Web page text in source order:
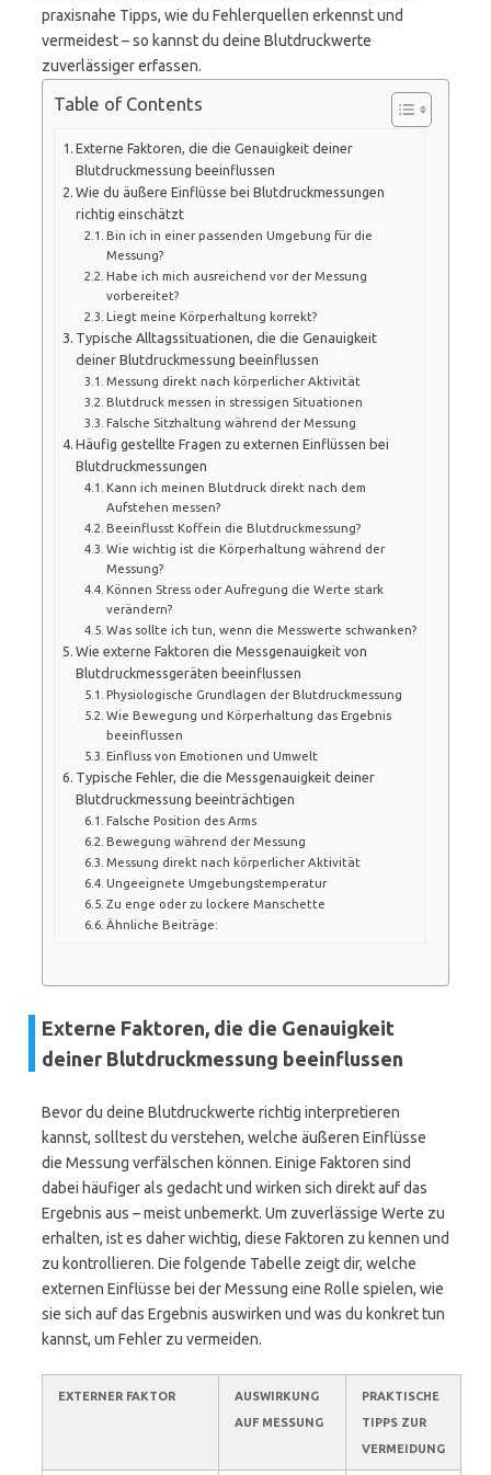
praxisnahe Tipps, wie du Fehlerquellen erkennst und
vermeidest – so kannst du deine Blutdruckwerte
zuverlässiger erfassen.
Table of Contents
Externe Faktoren, die die Genauigkeit deiner
Blutdruckmessung beeinflussen
Wie du äußere Einflüsse bei Blutdruckmessungen
richtig einschätzt
Bin ich in einer passenden Umgebung für die
Messung?
Habe ich mich ausreichend vor der Messung
vorbereitet?
Liegt meine Körperhaltung korrekt?
Typische Alltagssituationen, die die Genauigkeit
deiner Blutdruckmessung beeinflussen
Messung direkt nach körperlicher Aktivität
Blutdruck messen in stressigen Situationen
Falsche Sitzhaltung während der Messung
Häufig gestellte Fragen zu externen Einflüssen bei
Blutdruckmessungen
Kann ich meinen Blutdruck direkt nach dem
Aufstehen messen?
Beeinflusst Koffein die Blutdruckmessung?
Wie wichtig ist die Körperhaltung während der
Messung?
Können Stress oder Aufregung die Werte stark
verändern?
Was sollte ich tun, wenn die Messwerte schwanken?
Wie externe Faktoren die Messgenauigkeit von
Blutdruckmessgeräten beeinflussen
Physiologische Grundlagen der Blutdruckmessung
Wie Bewegung und Körperhaltung das Ergebnis
beeinflussen
Einfluss von Emotionen und Umwelt
Typische Fehler, die die Messgenauigkeit deiner
Blutdruckmessung beeinträchtigen
Falsche Position des Arms
Bewegung während der Messung
Messung direkt nach körperlicher Aktivität
Ungeeignete Umgebungstemperatur
Zu enge oder zu lockere Manschette
Ähnliche Beiträge:
Externe Faktoren, die die Genauigkeit
deiner Blutdruckmessung beeinflussen
Bevor du deine Blutdruckwerte richtig interpretieren
kannst, solltest du verstehen, welche äußeren Einflüsse
die Messung verfälschen können. Einige Faktoren sind
dabei häufiger als gedacht und wirken sich direkt auf das
Ergebnis aus – meist unbemerkt. Um zuverlässige Werte zu
erhalten, ist es daher wichtig, diese Faktoren zu kennen und
zu kontrollieren. Die folgende Tabelle zeigt dir, welche
externen Einflüsse bei der Messung eine Rolle spielen, wie
sie sich auf das Ergebnis auswirken und was du konkret tun
kannst, um Fehler zu vermeiden.
EXTERNER FAKTOR
AUSWIRKUNG
AUF MESSUNG
PRAKTISCHE
TIPPS ZUR
VERMEIDUNG